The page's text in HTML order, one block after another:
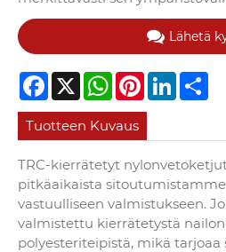
Lähetä
Facebook
X WhatsApp
PinterestLinkedIn
Tuotteen Kuvaus
TRC-kierrätetyt
pitkäaikaista
vastuulliseen valmistukseen.
valmistettu kierrätetystä
polyesteriteipistä, mikä